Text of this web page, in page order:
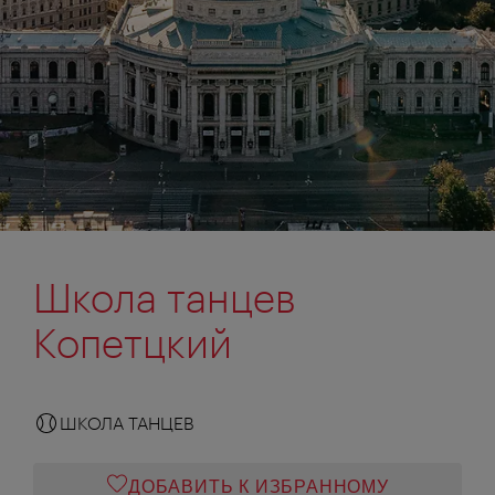
Школа танцев
Копетцкий
ШКОЛА ТАНЦЕВ
ДОБАВИТЬ К ИЗБРАННОМУ